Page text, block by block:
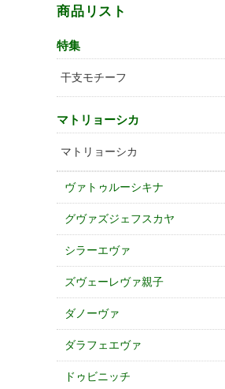
商品リスト
特集
干支モチーフ
マトリョーシカ
マトリョーシカ
ヴァトゥルーシキナ
グヴァズジェフスカヤ
シラーエヴァ
ズヴェーレヴァ親子
ダノーヴァ
ダラフェエヴァ
ドゥビニッチ